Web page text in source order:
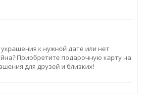
к нужной дате или нет
Приобретите подарочную карту на
для друзей и близких!